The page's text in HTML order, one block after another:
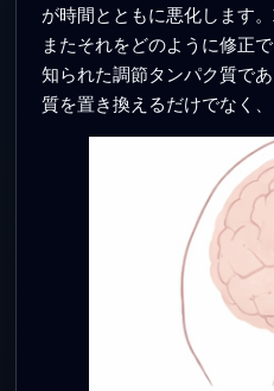
が時間とともに悪化します
またそれをどのように修正
知られた調節タンパク質で
質を置き換えるだけでなく